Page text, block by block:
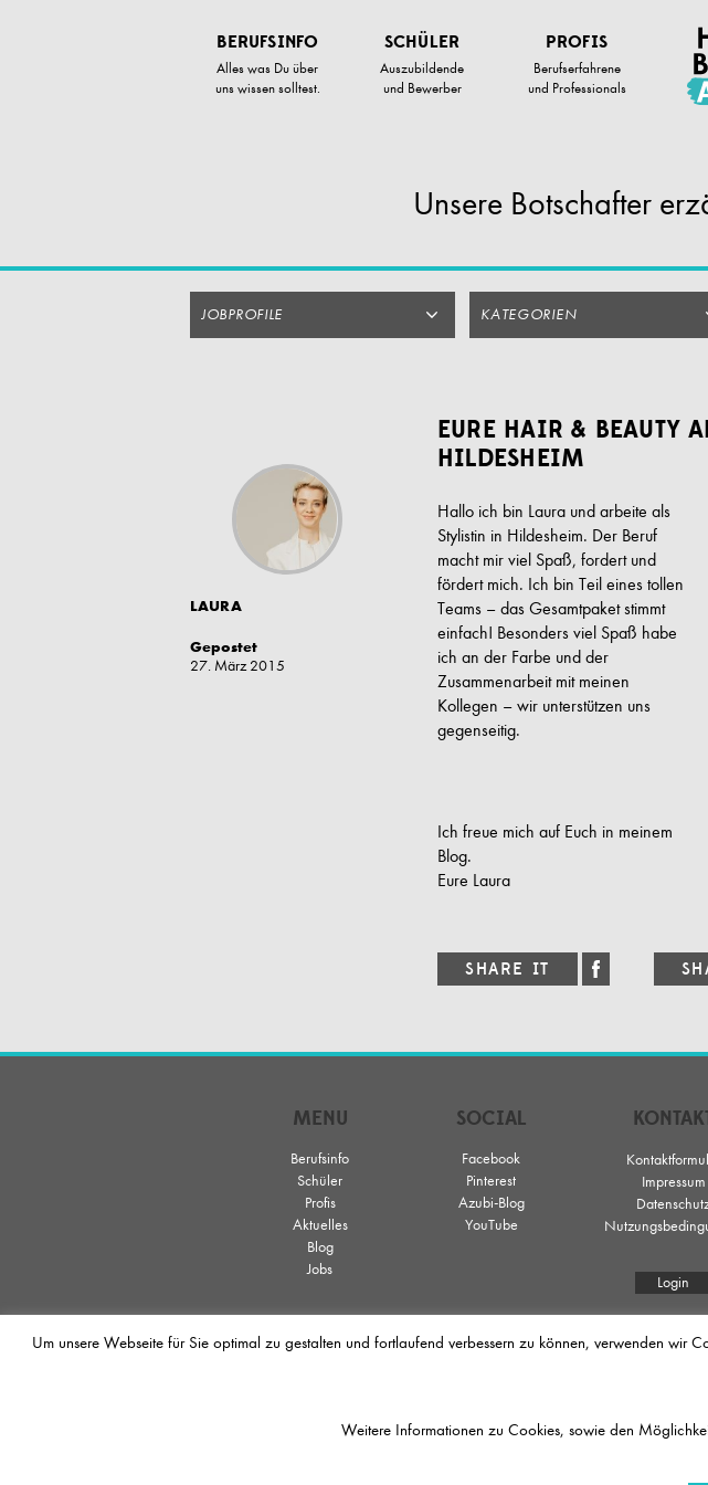
Artikel
Springen
BERUFSINFO
Alles was Du über
uns wissen solltest.
SCHÜLER
Auszubildende
und Bewerber
PROFIS
Berufserfahrene
und Professionals
Unsere Botschafter
JOBPROFILE KATEGORIEN
LAURA
Gepostet
27. März 2015
EURE HAIR & BEAUTY
HILDESHEIM
Hallo ich bin Laura und arbeite als
Stylistin in Hildesheim. Der Beruf
macht mir viel Spaß, fordert und
fördert mich. Ich bin Teil eines tollen
Teams – das Gesamtpaket stimmt
einfach! Besonders viel Spaß habe
ich an der Farbe und der
Zusammenarbeit mit meinen
Kollegen – wir unterstützen uns
gegenseitig.
Ich freue mich auf Euch in meinem
Blog.
Eure Laura
MENU
Berufsinfo
Schüler
Profis
Aktuelles
Blog
Jobs
SOCIAL
Facebook
Pinterest
Azubi-Blog
YouTube
Impressum
Login
Weiterbildungsmöglichkeiten. Der / Die Auszubildende befasst sich mit
Menschen ist. Die Jobbörse bietet die Möglichkeit sich zentral bei
Um unsere Webseite für Sie optimal zu gestalten und fortlaufend verbessern zu können, verwenden
Weitere Informationen zu Cookies, sowie den